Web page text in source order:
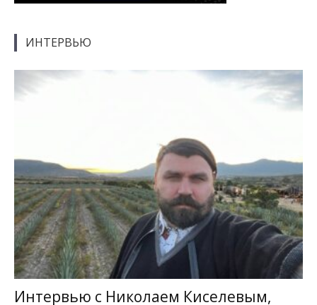
ИНТЕРВЬЮ
Интервью с Николаем Киселевым,